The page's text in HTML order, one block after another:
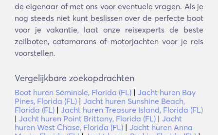
de eigenaar of met ons voor eventuele vragen. Als je
nog steeds niet kunt beslissen over de perfecte boot
voor je vakantie, laat onze reisexperts de beste
zeilboten, catamarans of motorjachten voor je reis
voorstellen.
Vergelijkbare zoekopdrachten
Boot huren Seminole, Florida (FL) | Jacht huren Bay
Pines, Florida (FL) | Jacht huren Sunshine Beach,
Florida (FL) | Jacht huren Treasure Island, Florida (FL)
| Jacht huren Point Brittany, Florida (FL) | Jacht
huren West Chase, Florida (FL) | Jacht huren Anna